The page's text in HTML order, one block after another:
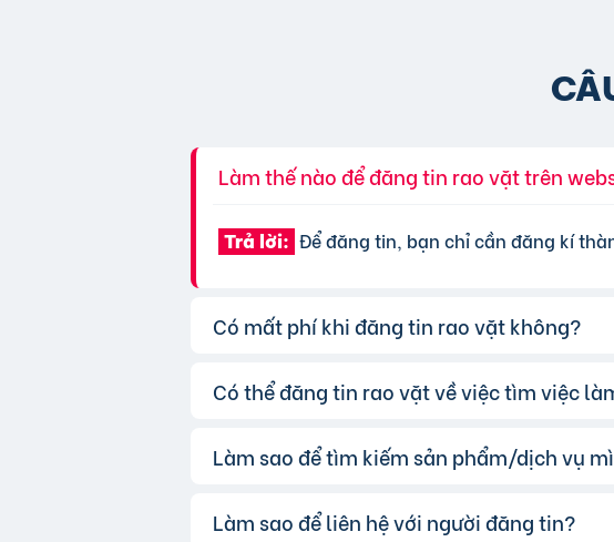
Làm thế nào để đăng tin rao vặt trên
Trả lời: Để đăng tin, bạn chỉ cần đăng kí
Có mất phí khi đăng tin rao vặt không?
Trả lời: Chúng tôi cung cấp gói đăng tin
Có thể đăng tin rao vặt về việc tìm việc
Trả lời: Hoàn toàn có thể. Website của
Làm sao để tìm kiếm sản phẩm/dịch vụ
Trả lời: Bạn có thể sử dụng công cụ tìm
Làm sao để liên hệ với người đăng tin?